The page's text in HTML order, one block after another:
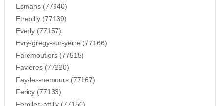
Esmans (77940)
Etrepilly (77139)
Everly (77157)
Evry-gregy-sur-yerre (77166)
Faremoutiers (77515)
Favieres (77220)
Fay-les-nemours (77167)
Fericy (77133)
Ferolles-attilly (77150)